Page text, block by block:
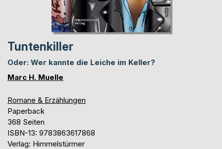
Tuntenkiller
Oder: Wer kannte die Leiche im Keller?
Marc H. Muelle
Romane & Erzählungen
Paperback
368 Seiten
ISBN-13: 9783863617868
Verlag: Himmelstürmer